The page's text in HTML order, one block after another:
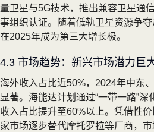
量卫星与5G技术，推出兼容卫星通
事组织认证。随着低轨卫星资源争
在2025年成为第三大增长极。
4.3 市场趋势：新兴市场潜力巨
海外收入占比近50%，2024年中东
显著。海能达计划通过“一带一路”
收入占比提升至60%以上。凭借性
家市场逐步替代摩托罗拉等厂商，市